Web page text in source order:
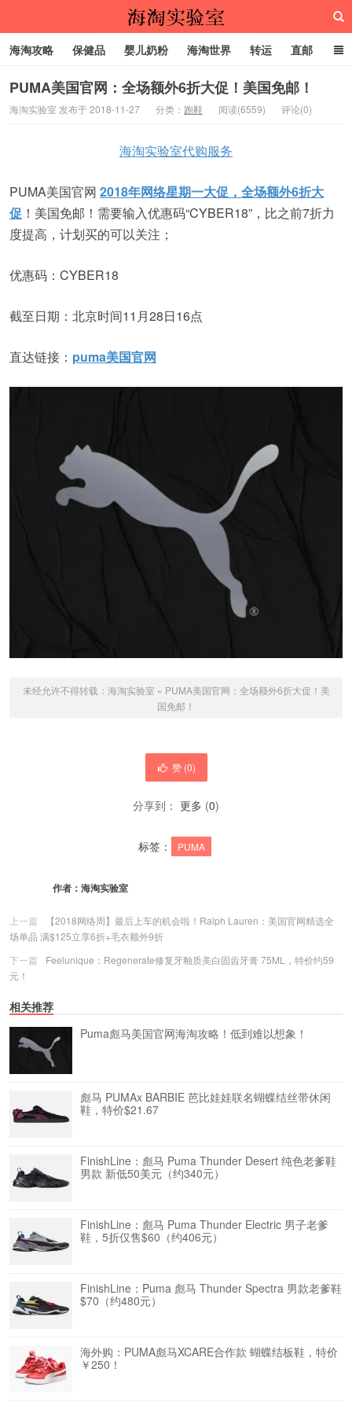
海淘攻略 保健品 婴儿奶粉 海淘世界 转运 直邮
代购服务
PUMA美国官网：全场额外6折大促！美国免邮！
海淘实验室 发布于 2018-11-27 分类： 跑鞋 阅读(6559) 评论(0)
海淘实验室代购服务
PUMA美国官网 2018年网络星期一大促，全场额外6折大
促 ！美国免邮！需要输入优惠码“CYBER18”，比之前7折力
度提高，计划买的可以关注；
优惠码：CYBER18
截至日期：北京时间11月28日16点
直达链接： puma美国官网
未经允许不得转载： 海淘实验室 » PUMA美国官网：全场额外6折大促！美
国免邮！
赞 (0)
分享到： 更多 (0)
标签： PUMA
作者： 海淘实验室
上一篇
【2018网络周】最后上车的机会啦！Ralph Lauren：美国官网精选全
场单品 满$125立享6折+毛衣额外9折
下一篇
Feelunique：Regenerate修复牙釉质美白固齿牙膏 75ML，特价约59
元！
相关推荐
Puma彪马美国官网海淘攻略！低到难以想象！
彪马 PUMAx BARBIE 芭比娃娃联名蝴蝶结丝带休闲
鞋，特价$21.67
FinishLine：彪马 Puma Thunder Desert 纯色老爹鞋
男款 新低50美元（约340元）
FinishLine：彪马 Puma Thunder Electric 男子老爹
鞋，5折仅售$60（约406元）
FinishLine：Puma 彪马 Thunder Spectra 男款老爹鞋
$70（约480元）
海外购：PUMA彪马XCARE合作款 蝴蝶结板鞋，特价
￥250！